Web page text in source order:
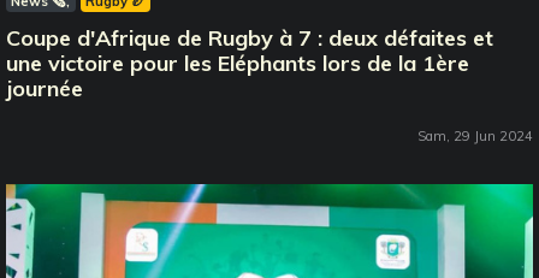
Coupe d'Afrique de Rugby à 7 : deux défaites et
une victoire pour les Eléphants lors de la 1ère
journée
Sam, 29 Jun 2024